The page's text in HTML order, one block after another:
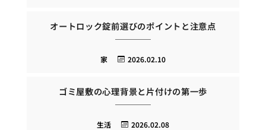
オートロック錠前選びのポイントと注意点
2026.02.10
家
ゴミ屋敷の心理背景と片付けの第一歩
2026.02.08
生活